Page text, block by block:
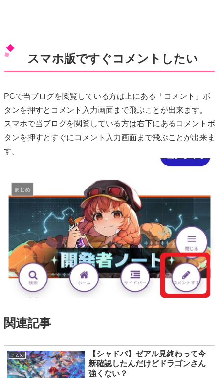
スマホ版ですぐコメントしたい
PCで当ブログを閲覧している方は上にある「コメント」ボ
タンを押すとコメント入力画面まで飛ぶことが出来ます。
スマホで当ブログを閲覧している方は右下にあるコメントボ
タンを押すとすぐにコメント入力画面まで飛ぶことが出来ま
す。
関連記事
まとめ
【シャドバ】ゼアル見終わって今
新確認したんだけどドラゴンさん
強くない？